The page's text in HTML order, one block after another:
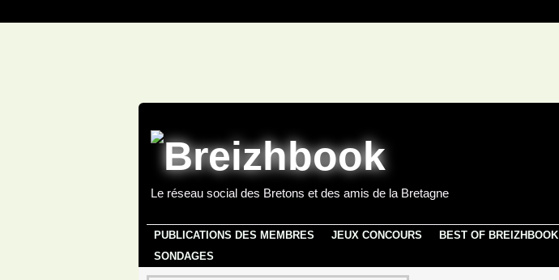
Le réseau social des Bretons et des amis de la Bretagne
PUBLICATIONS DES MEMBRES JEUX CONCOURS BEST OF BREIZHBOOK
SONDAGES